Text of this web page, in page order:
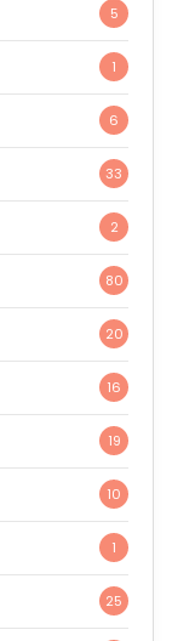
5
1
6
33
2
80
20
16
19
10
1
25